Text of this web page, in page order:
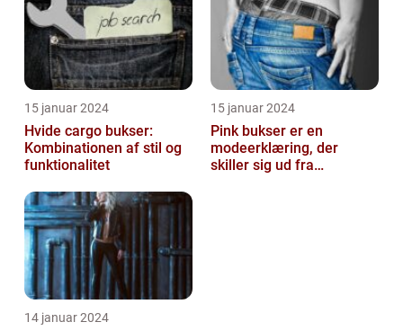
15 januar 2024
Hvide cargo bukser:
Kombinationen af stil og
funktionalitet
15 januar 2024
Pink bukser er en
modeerklæring, der
skiller sig ud fra
14 januar 2024